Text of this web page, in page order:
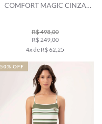
COMFORT MAGIC CINZA
R$ 498,00
R$ 249,00
4x de R$ 62,25
50% OFF